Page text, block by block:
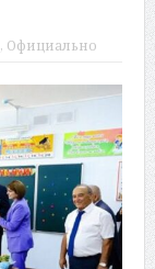
, Официально